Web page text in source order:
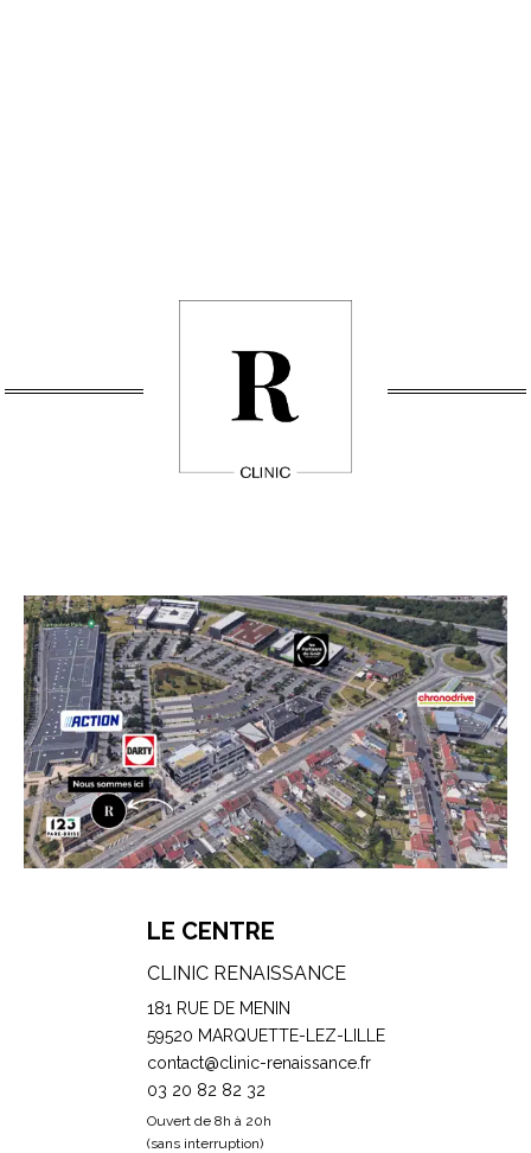
LE CENTRE
CLINIC RENAISSANCE
181 RUE DE MENIN
59520 MARQUETTE-LEZ-LILLE
contact@clinic-renaissance.fr
03 20 82 82 32
Ouvert de 8h à 20h
(sans interruption)